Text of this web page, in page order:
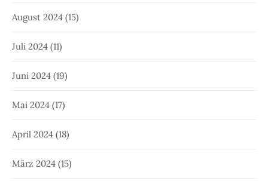
August 2024 (15)
Juli 2024 (11)
Juni 2024 (19)
Mai 2024 (17)
April 2024 (18)
März 2024 (15)